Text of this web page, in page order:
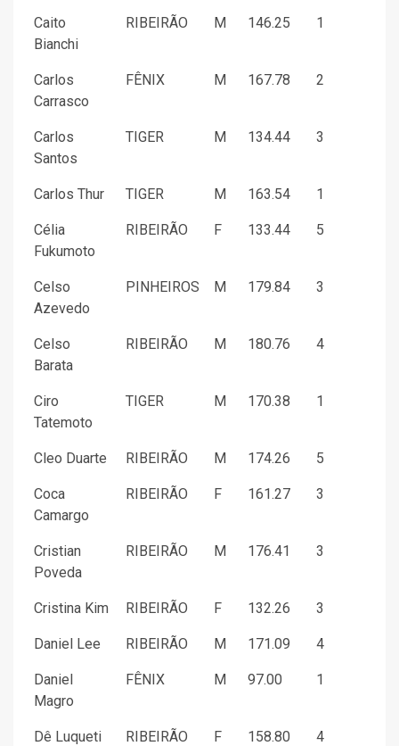
Caito
Bianchi
RIBEIRÃO M 146.25 1
Carlos
Carrasco
FÊNIX M 167.78 2
Carlos
Santos
TIGER M 134.44 3
Carlos Thur TIGER M 163.54 1
Célia
Fukumoto
RIBEIRÃO F 133.44 5
Celso
Azevedo
PINHEIROS M 179.84 3
Celso
Barata
RIBEIRÃO M 180.76 4
Ciro
Tatemoto
TIGER M 170.38 1
Cleo Duarte RIBEIRÃO M 174.26 5
Coca
Camargo
RIBEIRÃO F 161.27 3
Cristian
Poveda
RIBEIRÃO M 176.41 3
Cristina Kim RIBEIRÃO F 132.26 3
Daniel Lee RIBEIRÃO M 171.09 4
Daniel
Magro
FÊNIX M 97.00 1
Dê Luqueti RIBEIRÃO F 158.80 4